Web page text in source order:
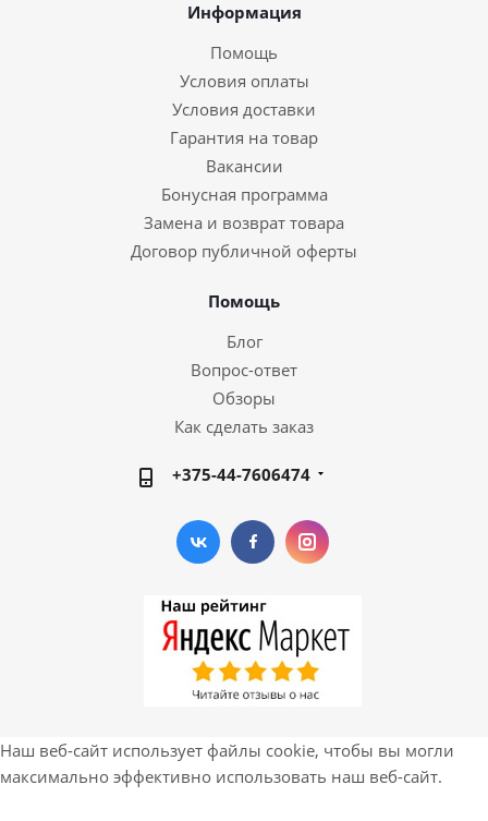
Информация
Помощь
Условия оплаты
Условия доставки
Гарантия на товар
Вакансии
Бонусная программа
Замена и возврат товара
Договор публичной оферты
Помощь
Блог
Вопрос-ответ
Обзоры
Как сделать заказ
+375-44-7606474
Наш веб-сайт использует файлы cookie, чтобы вы могли
максимально эффективно использовать наш веб-сайт.